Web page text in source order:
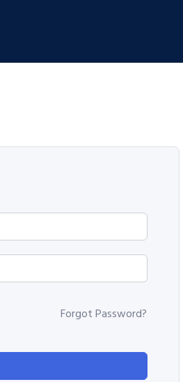
Forgot Password?